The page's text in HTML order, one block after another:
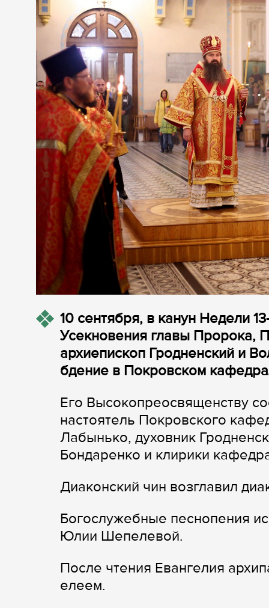
10 сентября, в канун Недели
Усекновения главы Пророка,
архиепископ Гродненский и
бдение в Покровском
Его Высокопреосвященству
настоятель Покровского
Лабынько, духовник
Бондаренко и клирики
Диаконский чин возглавил
Богослужебные песнопения
Юлии Шепелевой.
После чтения Евангелия
елеем.